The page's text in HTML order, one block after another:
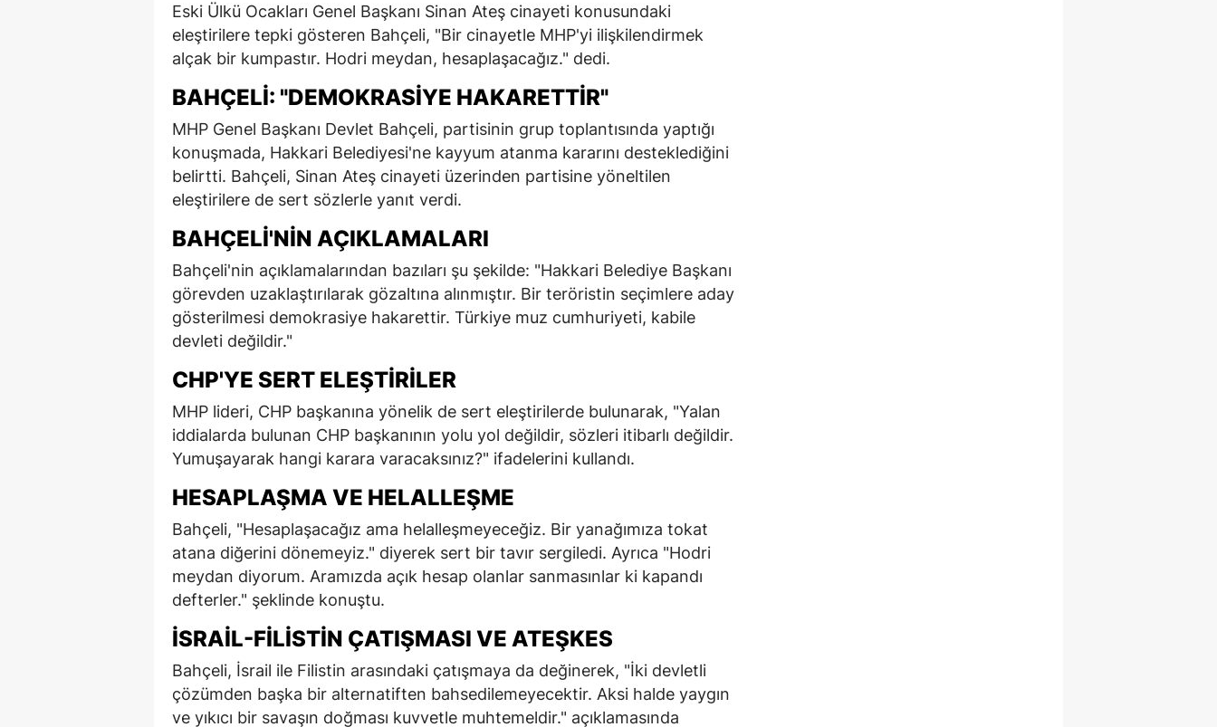
Eski Ülkü Ocakları Genel Başkanı Sinan Ateş cinayeti konusundaki
eleştirilere tepki gösteren Bahçeli, "Bir cinayetle MHP'yi ilişkilendirmek
alçak bir kumpastır. Hodri meydan, hesaplaşacağız." dedi.
BAHÇELI: "DEMOKRASIYE HAKARETTIR"
MHP Genel Başkanı Devlet Bahçeli, partisinin grup toplantısında yaptığı
konuşmada, Hakkari Belediyesi'ne kayyum atanma kararını desteklediğini
belirtti. Bahçeli, Sinan Ateş cinayeti üzerinden partisine yöneltilen
eleştirilere de sert sözlerle yanıt verdi.
BAHÇELI'NIN AÇIKLAMALARI
Bahçeli'nin açıklamalarından bazıları şu şekilde: "Hakkari Belediye Başkanı
görevden uzaklaştırılarak gözaltına alınmıştır. Bir teröristin seçimlere aday
gösterilmesi demokrasiye hakarettir. Türkiye muz cumhuriyeti, kabile
devleti değildir."
CHP'YE SERT ELEŞTIRILER
MHP lideri, CHP başkanına yönelik de sert eleştirilerde bulunarak, "Yalan
iddialarda bulunan CHP başkanının yolu yol değildir, sözleri itibarlı değildir.
Yumuşayarak hangi karara varacaksınız?" ifadelerini kullandı.
HESAPLAŞMA VE HELALLEŞME
Bahçeli, "Hesaplaşacağız ama helalleşmeyeceğiz. Bir yanağımıza tokat
atana diğerini dönemeyiz." diyerek sert bir tavır sergiledi. Ayrıca "Hodri
meydan diyorum. Aramızda açık hesap olanlar sanmasınlar ki kapandı
defterler." şeklinde konuştu.
İSRAIL-FILISTIN ÇATIŞMASI VE ATEŞKES
Bahçeli, İsrail ile Filistin arasındaki çatışmaya da değinerek, "İki devletli
çözümden başka bir alternatiften bahsedilemeyecektir. Aksi halde yaygın
ve yıkıcı bir savaşın doğması kuvvetle muhtemeldir." açıklamasında